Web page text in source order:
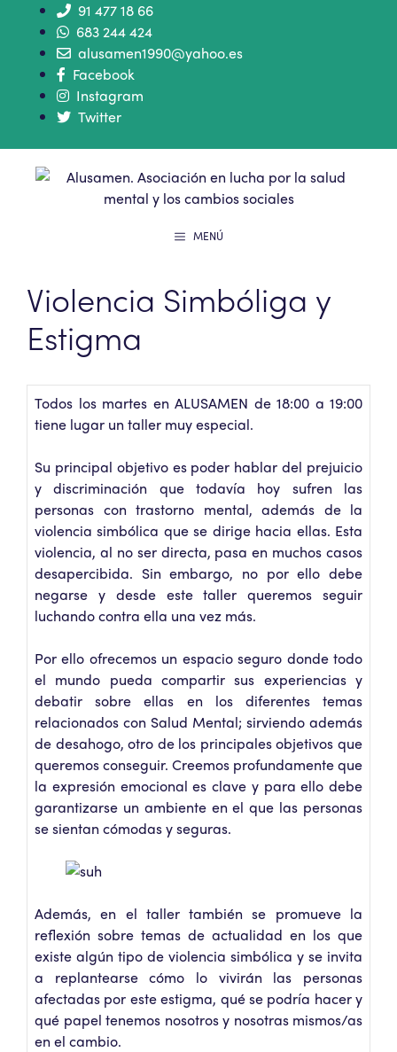
91 477 18 66
683 244 424
alusamen1990@yahoo.es
Facebook
Instagram
Twitter
MENÚ
Violencia Simbóliga y
Estigma
Todos los martes en ALUSAMEN de 18:00 a 19:00
tiene lugar un taller muy especial.
Su principal objetivo es poder hablar del prejuicio
y discriminación que todavía hoy sufren las
personas con trastorno mental, además de la
violencia simbólica que se dirige hacia ellas. Esta
violencia, al no ser directa, pasa en muchos casos
desapercibida. Sin embargo, no por ello debe
negarse y desde este taller queremos seguir
luchando contra ella una vez más.
Por ello ofrecemos un espacio seguro donde todo
el mundo pueda compartir sus experiencias y
debatir sobre ellas en los diferentes temas
relacionados con Salud Mental; sirviendo además
de desahogo, otro de los principales objetivos que
queremos conseguir. Creemos profundamente que
la expresión emocional es clave y para ello debe
garantizarse un ambiente en el que las personas
se sientan cómodas y seguras.
Además, en el taller también se promueve la
reflexión sobre temas de actualidad en los que
existe algún tipo de violencia simbólica y se invita
a replantearse cómo lo vivirán las personas
afectadas por este estigma, qué se podría hacer y
qué papel tenemos nosotros y nosotras mismos/as
en el cambio.